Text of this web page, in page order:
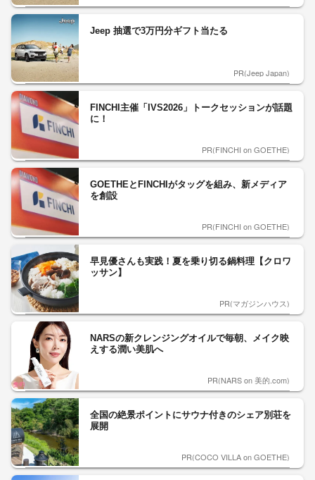
Jeep 抽選で3万円分ギフト当たる
PR(Jeep Japan)
FINCHI主催「IVS2026」トークセッションが話題
に！
PR(FINCHI on GOETHE)
GOETHEとFINCHIがタッグを組み、新メディア
を創設
PR(FINCHI on GOETHE)
早見優さんも実践！夏を乗り切る鍋料理【クロワ
ッサン】
PR(マガジンハウス)
NARSの新クレンジングオイルで毎朝、メイク映
えする潤い美肌へ
PR(NARS on 美的.com)
全国の絶景ポイントにサウナ付きのシェア別荘を
展開
PR(COCO VILLA on GOETHE)